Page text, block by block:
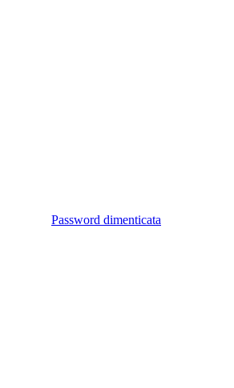
Password dimenticata